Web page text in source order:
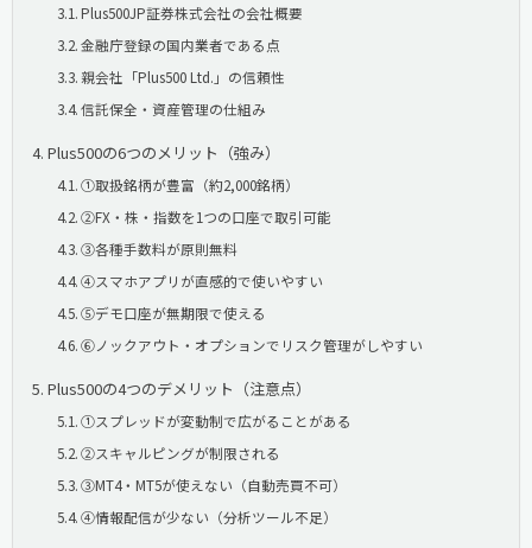
Plus500JP証券株式会社の会社概要
金融庁登録の国内業者である点
親会社「Plus500 Ltd.」の信頼性
信託保全・資産管理の仕組み
Plus500の6つのメリット（強み）
①取扱銘柄が豊富（約2,000銘柄）
②FX・株・指数を1つの口座で取引可能
③各種手数料が原則無料
④スマホアプリが直感的で使いやすい
⑤デモ口座が無期限で使える
⑥ノックアウト・オプションでリスク管理がしやすい
Plus500の4つのデメリット（注意点）
①スプレッドが変動制で広がることがある
②スキャルピングが制限される
③MT4・MT5が使えない（自動売買不可）
④情報配信が少ない（分析ツール不足）